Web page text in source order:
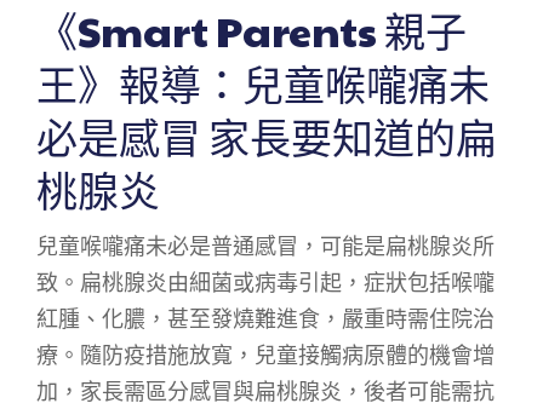
《Smart Parents 親子
王》報導：兒童喉嚨痛未
必是感冒 家長要知道的扁
桃腺炎
兒童喉嚨痛未必是普通感冒，可能是扁桃腺炎所
致。扁桃腺炎由細菌或病毒引起，症狀包括喉嚨
紅腫、化膿，甚至發燒難進食，嚴重時需住院治
療。隨防疫措施放寬，兒童接觸病原體的機會增
加，家長需區分感冒與扁桃腺炎，後者可能需抗